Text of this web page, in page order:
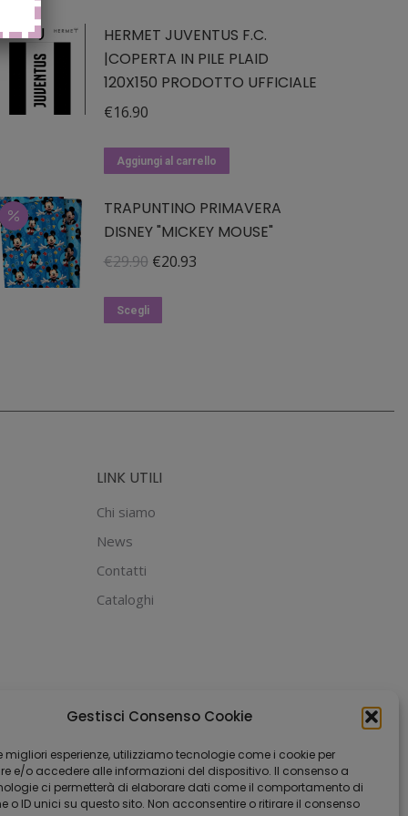
Gestisci Consenso Cookie
migliori esperienze, utilizziamo tecnologie come i cookie per
e/o accedere alle informazioni del dispositivo. Il consenso a
ci permetterà di elaborare dati come il comportamento di
o ID unici su questo sito. Non acconsentire o ritirare il consenso
HERMET JUVENTUS F.C.
|COPERTA IN PILE PLAID
120X150 PRODOTTO UFFICIALE
€16.90
Aggiungi al carrello
TRAPUNTINO PRIMAVERA
DISNEY "MICKEY MOUSE"
€29.90 Il
€20.93Il
Scegli
varianti.
possono
LINK UTILI
Chi siamo
News
Contatti
Cataloghi